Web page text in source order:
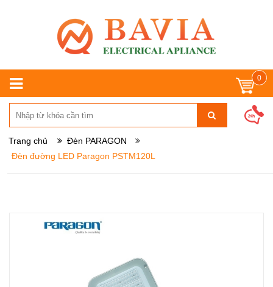
0
Trang chủ
Đèn PARAGON
Đèn đường LED Paragon PSTM120L